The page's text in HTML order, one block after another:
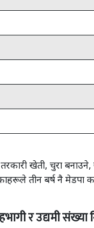
खेती, चुरा
तीन बर्ष नै मेडपा
र उद्यमी संख्या